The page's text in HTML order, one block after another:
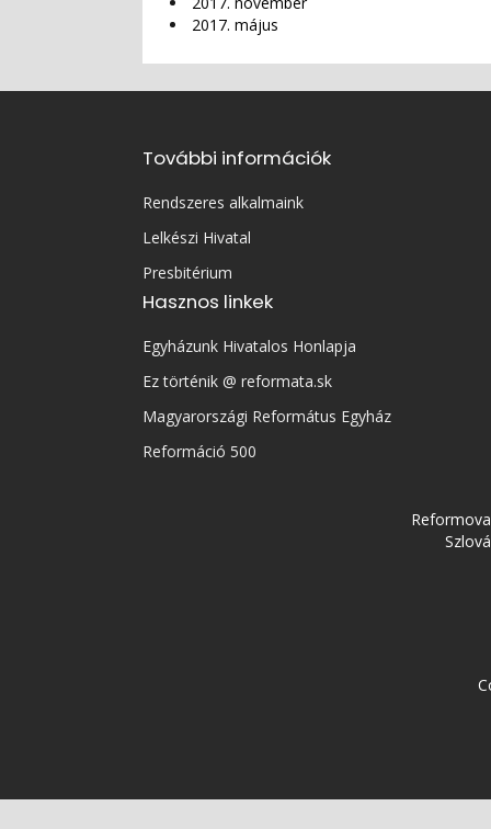
2017. május
További információk
Rendszeres alkalmaink
Lelkészi Hivatal
Presbitérium
Hasznos linkek
Egyházunk Hivatalos Honlapja
Ez történik @ reformata.sk
Magyarországi Református Egyház
Reformáció 500